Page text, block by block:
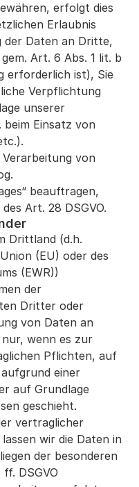
erfolgt dies
Erlaubnis
der Daten an Dritte,
Art. 6 Abs. 1 lit. b
erforderlich ist), Sie
Verpflichtung
unserer
Einsatz von
von
beauftragen,
Art. 28 DSGVO.
Drittland (d.h.
(EU) oder des
(EWR))
der
Dritter oder
von Daten an
wenn es zur
Pflichten, auf
einer
auf Grundlage
geschieht.
vertraglicher
wir die Daten in
der besonderen
DSGVO